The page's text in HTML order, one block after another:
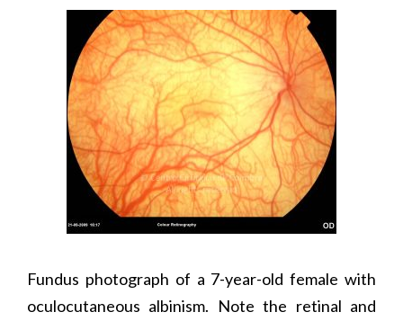
Fundus photograph of a 7-year-old female with
oculocutaneous albinism. Note the retinal and